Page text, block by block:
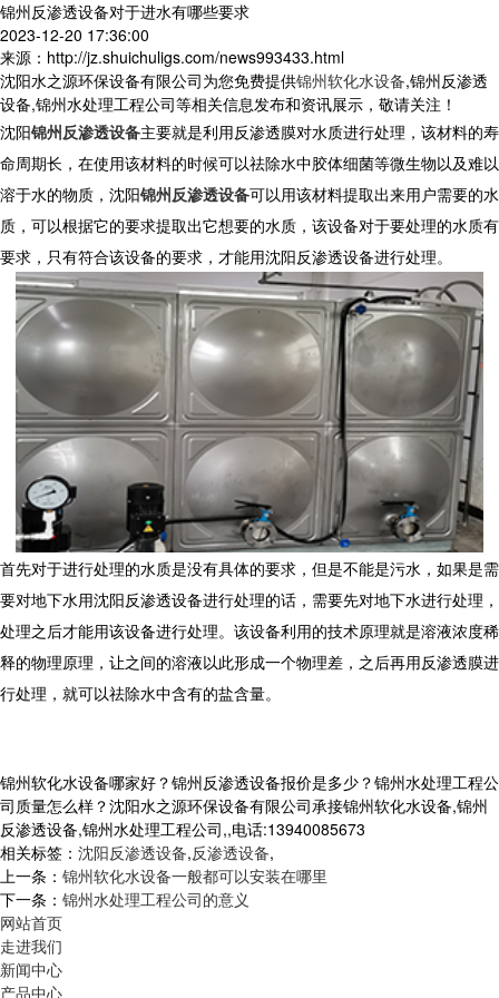
锦州反渗透设备对于进水有哪些要求
2023-12-20 17:36:00
来源：http://jz.shuichuligs.com/news993433.html
沈阳水之源环保设备有限公司为您免费提供锦州软化水设备,锦州反渗透
设备,锦州水处理工程公司等相关信息发布和资讯展示，敬请关注！
沈阳锦州反渗透设备主要就是利用反渗透膜对水质进行处理，该材料的寿
命周期长，在使用该材料的时候可以祛除水中胶体细菌等微生物以及难以
溶于水的物质，沈阳锦州反渗透设备可以用该材料提取出来用户需要的水
质，可以根据它的要求提取出它想要的水质，该设备对于要处理的水质有
要求，只有符合该设备的要求，才能用沈阳反渗透设备进行处理。
首先对于进行处理的水质是没有具体的要求，但是不能是污水，如果是需
要对地下水用沈阳反渗透设备进行处理的话，需要先对地下水进行处理，
处理之后才能用该设备进行处理。该设备利用的技术原理就是溶液浓度稀
释的物理原理，让之间的溶液以此形成一个物理差，之后再用反渗透膜进
行处理，就可以祛除水中含有的盐含量。
锦州软化水设备哪家好？锦州反渗透设备报价是多少？锦州水处理工程公
司质量怎么样？沈阳水之源环保设备有限公司承接锦州软化水设备,锦州
反渗透设备,锦州水处理工程公司,,电话:13940085673
相关标签： 沈阳反渗透设备,反渗透设备,
上一条： 锦州软化水设备一般都可以安装在哪里
下一条： 锦州水处理工程公司的意义
网站首页
走进我们
新闻中心
产品中心